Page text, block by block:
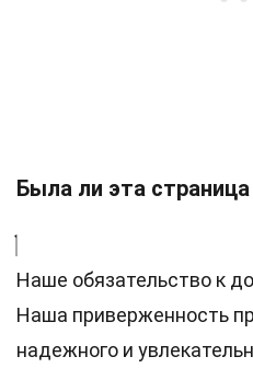
Была ли эта
Наше обязательство к
Наша приверженность
надежного и